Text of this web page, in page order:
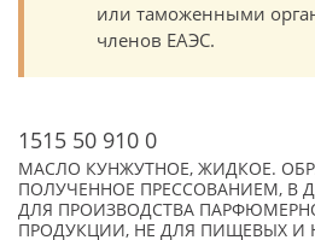
или таможенными
членов ЕАЭС.
1515 50 910 0
МАСЛО КУНЖУТНОЕ, ЖИДКОЕ.
ПОЛУЧЕННОЕ ПРЕССОВАНИЕМ, В
ДЛЯ ПРОИЗВОДСТВА
ПРОДУКЦИИ, НЕ ДЛЯ ПИЩЕВЫХ И